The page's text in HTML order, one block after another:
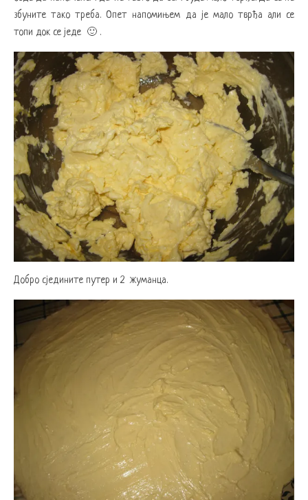
збуните тако треба. Опет напомињем да је мало тврђа али се
топи док се једе 🙂 .
Добро сједините путер и 2 жуманца.